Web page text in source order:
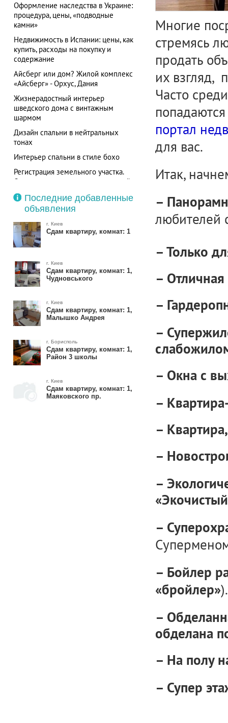
Оформление наследства в Украине:
процедура, цены, «подводные
камни»
Недвижимость в Испании: цены, как
купить, расходы на покупку и
содержание
Айсберг или дом? Жилой комплекс
«Айсберг» - Орхус, Дания
Жизнерадостный интерьер
шведского дома с винтажным
шармом
Дизайн спальни в нейтральных
тонах
Интерьер спальни в стиле бохо
Регистрация земельного участка.
Отказы по вине землеустроителей
Последние добавленные
объявления
г. Киев
Сдам квартиру, комнат: 1
г. Киев
Сдам квартиру, комнат: 1,
Чудновського
г. Киев
Сдам квартиру, комнат: 1,
Малышко Андрея
г. Борисполь
Сдам квартиру, комнат: 1,
Район 3 школы
г. Киев
Сдам квартиру, комнат: 1,
Маяковского пр.
Многие
стремясь
продать
их взгляд,
Часто
портал
для вас.
Итак,
–
любителей
– Только
–
–
–
– Окна с
–
–
–
–
–
– Бойлер
«бройлер»).
–
обделана
– На полу
– Супер